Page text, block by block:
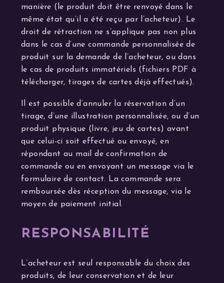
manière (le produit doit être renvoyé dans le
même état qu’il a été reçu par l’acheteur). Le
droit de rétraction ne s’applique pas non plus
dans le cas d’une commande personnalisée de
produit sur la demande de l’acheteur, ou dans
le cas de produits immatériels (fichiers PDF à
télécharger, tirages de cartes déjà effectués).
Il est possible d’annuler la réservation d’un
tirage, d’une illustration personnalisée, ou d’un
produit physique (livre, jeu de cartes) avant
que celui-ci soit effectué ou envoyé, en
répondant au mail de confirmation de
commande ou en envoyant un message via le
formulaire de contact. La commande sera
remboursée dès réception du message, via le
moyen de paiement initial.
RESPONSABILITÉ
L’acheteur est seul responsable du choix des
produits, de leur conservation et de leur